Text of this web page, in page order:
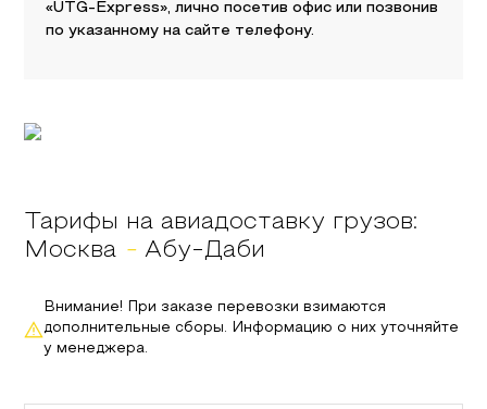
«UTG-Express», лично посетив офис или позвонив
по указанному на сайте телефону.
Тарифы на авиадоставку грузов:
Москва - Абу-Даби
Внимание! При заказе перевозки взимаются
дополнительные сборы. Информацию о них уточняйте
у менеджера.